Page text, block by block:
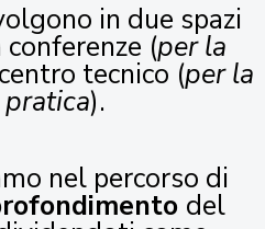
in due spazi
(per la
tecnico (per la
).
nel percorso di
del